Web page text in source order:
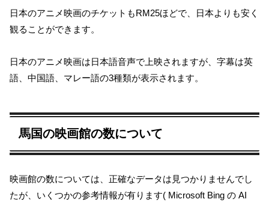
日本のアニメ映画のチケットもRM25ほどで、日本よりも安く
観ることができます。
日本のアニメ映画は日本語音声で上映されますが、字幕は英
語、中国語、マレー語の3種類が表示されます。
馬国の映画館の数について
映画館の数については、正確なデータは見つかりませんでし
たが、いくつかの参考情報が有ります( Microsoft Bing の AI